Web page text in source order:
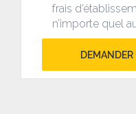
frais
n’importe quel